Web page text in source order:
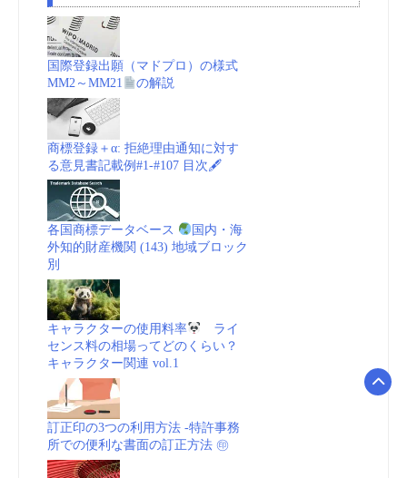
国際登録出願（マドプロ）の様式
MM2～MM21
の解説
商標登録＋α: 拒絶理由通知に対す
る意見書記載例#1-#107 目次🖋
各国商標データベース
国内・海
外知的財産機関 (143) 地域ブロック
別
キャラクターの使用料率
ライ
センス料の相場ってどのくらい？
キャラクター関連 vol.1
訂正印の3つの利用方法 -特許事務
所での便利な書面の訂正方法 ㊞